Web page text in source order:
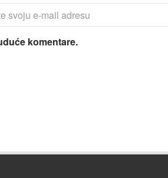
komentare.